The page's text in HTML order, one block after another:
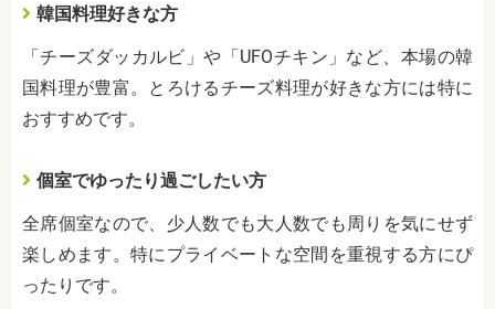
韓国料理好きな方
「チーズダッカルビ」や「UFOチキン」など、本場の韓
国料理が豊富。とろけるチーズ料理が好きな方には特に
おすすめです。
個室でゆったり過ごしたい方
全席個室なので、少人数でも大人数でも周りを気にせず
楽しめます。特にプライベートな空間を重視する方にぴ
ったりです。